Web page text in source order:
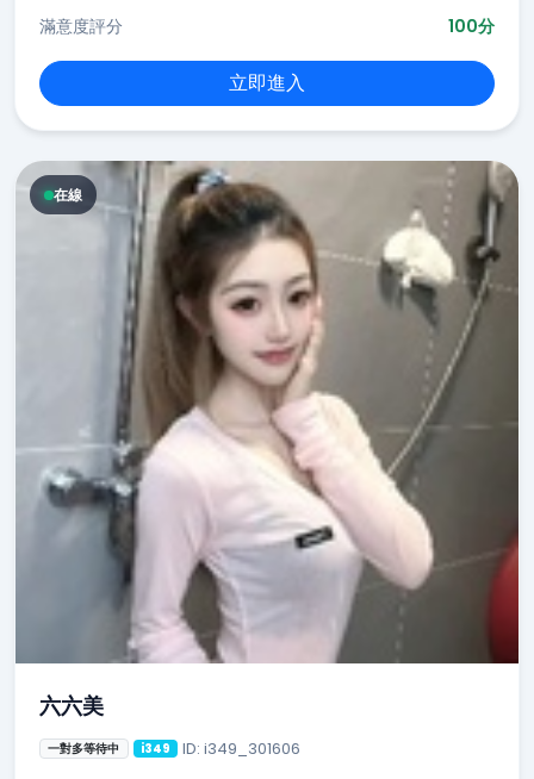
滿意度評分
100分
立即進入
在線
六六美
一對多等待中 i349 ID: i349_301606